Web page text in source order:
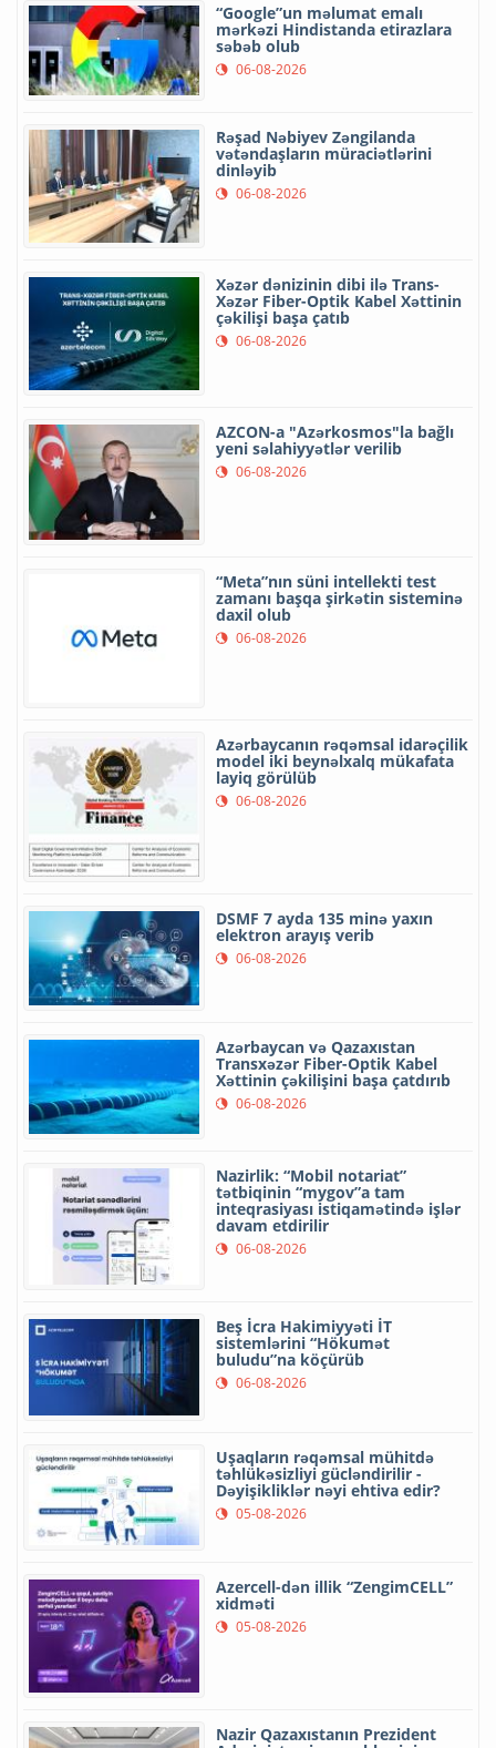
“Google”un məlumat emalı
mərkəzi Hindistanda etirazlara
səbəb olub
06-08-2026
Rəşad Nəbiyev Zəngilanda
vətəndaşların müraciətlərini
dinləyib
06-08-2026
Xəzər dənizinin dibi ilə Trans-
Xəzər Fiber-Optik Kabel Xəttinin
çəkilişi başa çatıb
06-08-2026
AZCON-a "Azərkosmos"la bağlı
yeni səlahiyyətlər verilib
06-08-2026
“Meta”nın süni intellekti test
zamanı başqa şirkətin sisteminə
daxil olub
06-08-2026
Azərbaycanın rəqəmsal idarəçilik
model iki beynəlxalq mükafata
layiq görülüb
06-08-2026
DSMF 7 ayda 135 minə yaxın
elektron arayış verib
06-08-2026
Azərbaycan və Qazaxıstan
Transxəzər Fiber-Optik Kabel
Xəttinin çəkilişini başa çatdırıb
06-08-2026
Nazirlik: “Mobil notariat”
tətbiqinin “mygov”a tam
inteqrasiyası istiqamətində işlər
davam etdirilir
06-08-2026
Beş İcra Hakimiyyəti İT
sistemlərini “Hökumət
buludu”na köçürüb
06-08-2026
Uşaqların rəqəmsal mühitdə
təhlükəsizliyi gücləndirilir -
Dəyişikliklər nəyi ehtiva edir?
05-08-2026
Azercell-dən illik “ZengimCELL”
xidməti
05-08-2026
Nazir Qazaxıstanın Prezident